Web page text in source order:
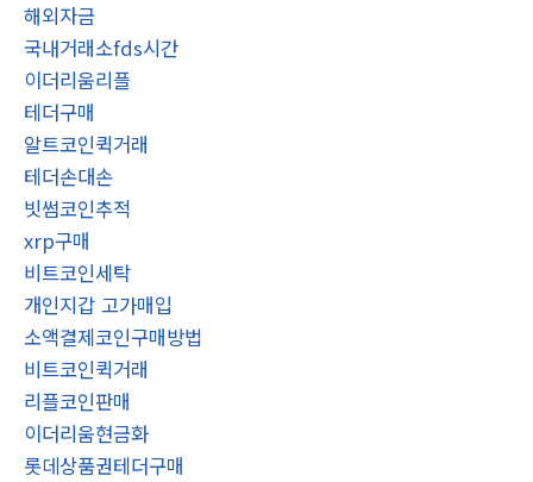
해외자금
국내거래소fds시간
이더리움리플
테더구매
알트코인퀵거래
테더손대손
빗썸코인추적
xrp구매
비트코인세탁
개인지갑 고가매입
소액결제코인구매방법
비트코인퀵거래
리플코인판매
이더리움현금화
롯데상품권테더구매